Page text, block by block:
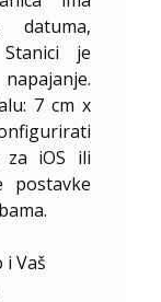
datuma,
je
7 cm x
za iOS ili
postavke
Vaš